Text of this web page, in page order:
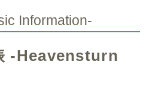
Information-
-Heavensturn